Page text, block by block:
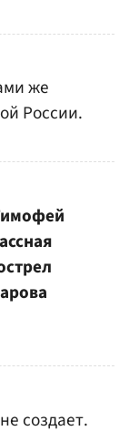
же
России.
создает.